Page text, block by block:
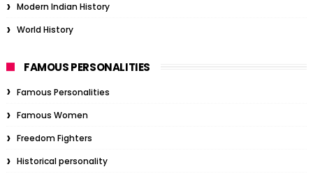
Modern Indian History
World History
FAMOUS PERSONALITIES
Famous Personalities
Famous Women
Freedom Fighters
Historical personality